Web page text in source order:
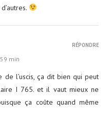
min
l’uscis, ça dit bien qui peut
I 765. et il vaut mieux ne
ça coûte quand même
RÉPONDRE